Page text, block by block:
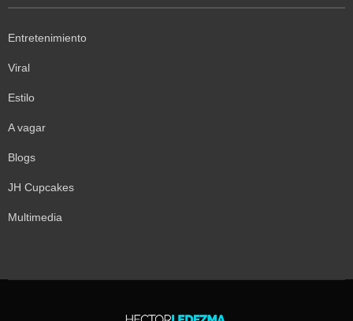
Entretenimiento
Viral
Estilo
A vagar
Blogs
JH Cupcakes
Multimedia